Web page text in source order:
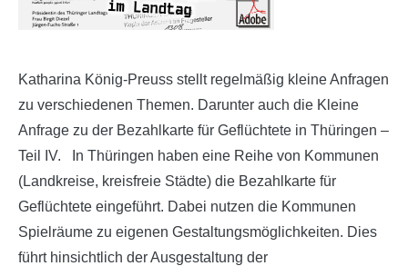
Katharina König-Preuss stellt regelmäßig kleine Anfragen
zu verschiedenen Themen. Darunter auch die Kleine
Anfrage zu der Bezahlkarte für Geflüchtete in Thüringen –
Teil IV. In Thüringen haben eine Reihe von Kommunen
(Landkreise, kreisfreie Städte) die Bezahlkarte für
Geflüchtete eingeführt. Dabei nutzen die Kommunen
Spielräume zu eigenen Gestaltungsmöglichkeiten. Dies
führt hinsichtlich der Ausgestaltung der